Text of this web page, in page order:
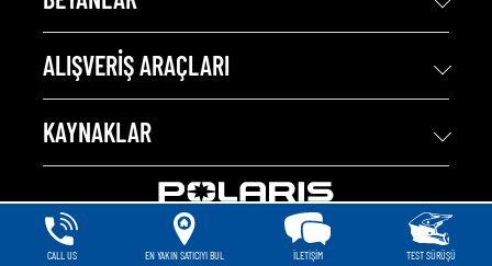
ALIŞVERIŞ ARAÇLARI
KAYNAKLAR
CALL US EN YAKIN SATICIYI BUL İLETIŞIM TEST SÜRÜŞÜ